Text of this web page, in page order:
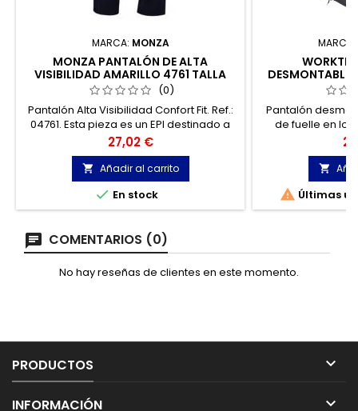
MARCA: MONZA
MONZA PANTALÓN DE ALTA
VISIBILIDAD AMARILLO 4761 TALLA
52-54
(0)
Pantalón Alta Visibilidad Confort Fit. Ref.:
04761. Esta pieza es un EPI destinado a
señalizar la presencia diurna y nocturna
del profesional bajo situaciones de
peligro de baja visibilidad.
Precio
27,02 €
 Añadir al carrito
 En stock
MARCA:
DESMONTABLE
Pantalón
de fuelle en
auxiliares

 Últimas
COMENTARIOS (0)
No hay reseñas de clientes en este momento.
PRODUCTOS 
INFORMACIÓN 